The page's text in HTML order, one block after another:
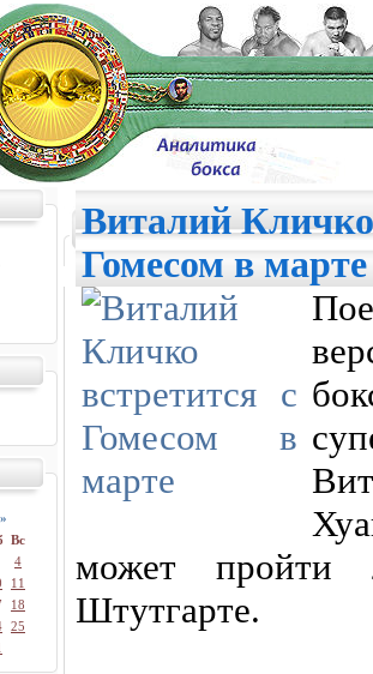
»
Вс
4
11
18
25
Виталий Кличко
Гомесом в марте
может пройти
Штутгарте.